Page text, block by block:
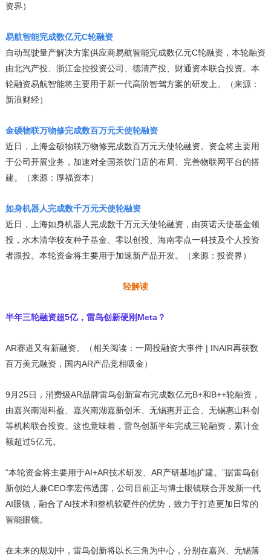
资界）
易航智能完成数亿元C轮融资
自动驾驶量产解决方案供应商易航智能完成数亿元C轮融资，本轮融资
由北汽产投、浙江金控投资公司、德清产投、财通资本联合投资。本
轮融资易航智能将主要用于新一代高阶智驾方案的研发上。（来源：
新浪财经）
金硕物联万物修完成数百万元天使轮融资
近日，上海金硕物联万物修完成数百万元天使轮融资。资金将主要用
于公司开展业务，加速对全国茶饮门店的布局、完善物联网平台的搭
建。（来源：厚福资本）
如身机器人完成数千万元天使轮融资
近日，上海如身机器人完成数千万元天使轮融资，由英诺天使基金领
投，水木清华校友种子基金、零以创投、海南零点一科技及个人投资
者跟投。本轮资金将主要用于加速新产品开发。（来源：投资界）
轻解读
半年三轮融资超5亿，雷鸟创新硬刚Meta？
AR赛道又有新融资。
（相关阅读：一周投融资大事件 | INAIR再获数
百万美元融资，国内AR产品竞相吸金）
9月25日，消费级AR品牌雷鸟创新宣布完成数亿元B+和B++轮融资，
由嘉兴南湖科盈、嘉兴南湖嘉新创禾、无锡惠开正合、无锡惠山科创
等机构联合投资。这也意味着，雷鸟创新半年完成三轮融资，累计金
额超过5亿元。
“本轮资金将主要用于AI+AR技术研发、AR产研基地扩建。”据雷鸟创
新创始人兼CEO李宏伟透露，公司目前正与博士眼镜联合开发新一代
AI眼镜，融合了AI技术和整机软硬件的优势，致力于打造更加日常的
智能眼镜。
在未来的规划中，雷鸟创新将以长三角为中心，分别在嘉兴、无锡落